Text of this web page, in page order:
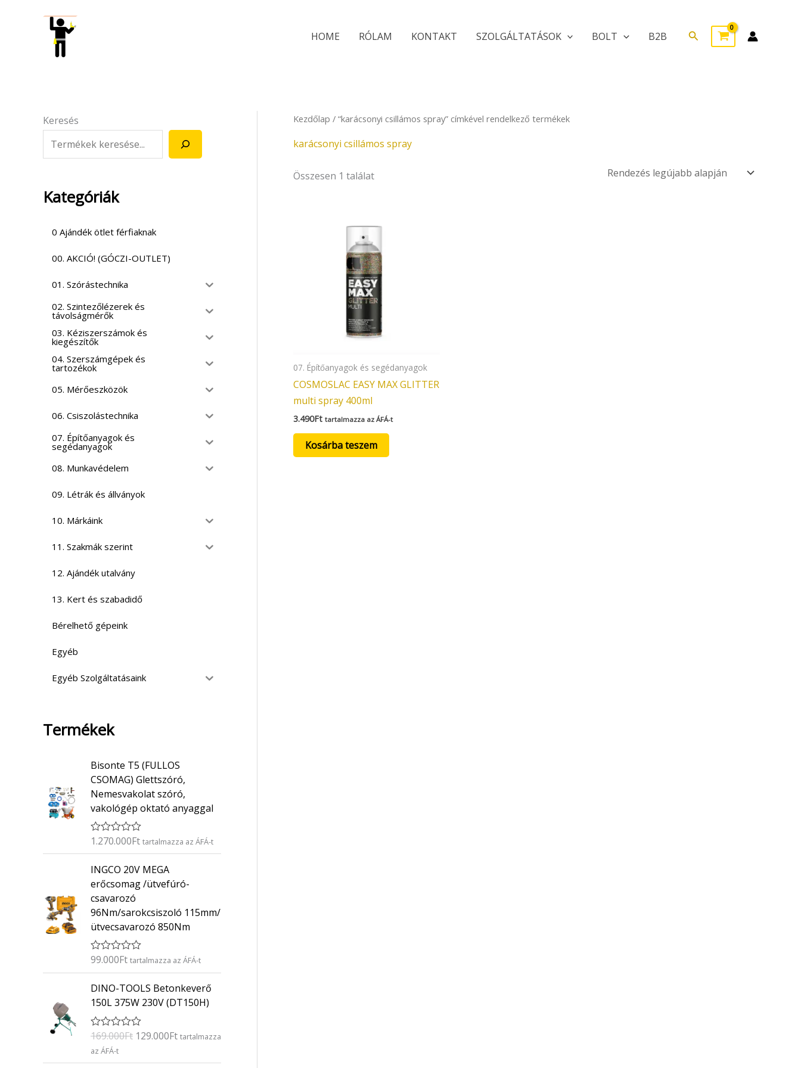
HOME RÓLAM KONTAKT SZOLGÁLTATÁSOK BOLT B2B Search
Keresés
Kategóriák
0 Ajándék ötlet férfiaknak
00. AKCIÓ! (GÓCZI-OUTLET)
01. Szórástechnika
02. Szintezőlézerek és
távolságmérők
03. Kéziszerszámok és
kiegészítők
04. Szerszámgépek és
tartozékok
05. Mérőeszközök
06. Csiszolástechnika
07. Építőanyagok és
segédanyagok
08. Munkavédelem
09. Létrák és állványok
10. Márkáink
11. Szakmák szerint
12. Ajándék utalvány
13. Kert és szabadidő
Bérelhető gépeink
Egyéb
Egyéb Szolgáltatásaink
Termékek
Bisonte T5 (FULLOS
CSOMAG) Glettszóró,
Nemesvakolat szóró,
vakológép oktató anyaggal
É
é
e
l
é
s
:
/
5
1.270.000Ft tartalmazza az ÁFÁ-t
INGCO 20V MEGA
erőcsomag /ütvefúró-
csavarozó
96Nm/sarokcsiszoló 115mm/
ütvecsavarozó 850Nm
É
é
k
e
é
s
0
/
99.000Ft tartalmazza az ÁFÁ-t
DINO-TOOLS Betonkeverő
150L 375W 230V (DT150H)
É
t
é
169.000Ft
O
r
g
129.000Ft
C
u
etartalmazza
az ÁFÁ-t
Kezdőlap / “karácsonyi csillámos spray” címkével rendelkező termékek
karácsonyi csillámos spray
Összesen 1 találat
07. Építőanyagok és segédanyagok
COSMOSLAC EASY MAX GLITTER
multi spray 400ml
3.490Ft tartalmazza az ÁFÁ-t
Kosárba teszem